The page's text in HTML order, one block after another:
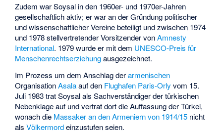
Zudem war Soysal in den 1960er- und 1970er-Jahren
gesellschaftlich aktiv; er war an der Gründung politischer
und wissenschaftlicher Vereine beteiligt und zwischen 1974
und 1978 stellvertretender Vorsitzender vonAmnesty
International. 1979 wurde er mit dem UNESCO-Preis für
Menschenrechtserziehungausgezeichnet.
Im Prozess um dem Anschlag derarmenischen
OrganisationAsalaauf den Flughafen Paris-Orly vom 15.
Juli 1983 trat Soysal als Sachverständiger der türkischen
Nebenklage auf und vertrat dort die Auffassung der Türkei,
wonach die Massaker an den Armeniern von 1914/15 nicht
alsVölkermordeinzustufen seien.